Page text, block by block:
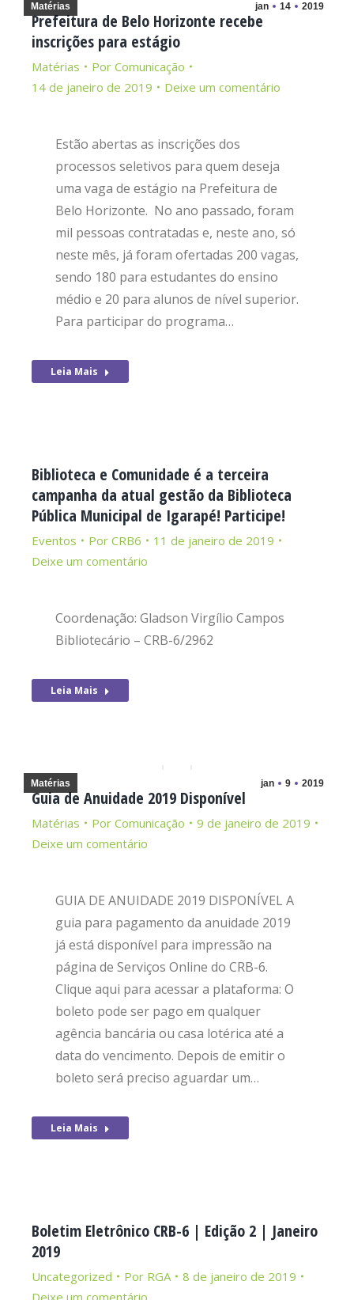
jan 14 2019
Matérias
Prefeitura de Belo Horizonte recebe
inscrições para estágio
Matérias Por Comunicação
14 de janeiro de 2019
Deixe um comentário
Estão abertas as inscrições dos
processos seletivos para quem deseja
uma vaga de estágio na Prefeitura de
Belo Horizonte. No ano passado, foram
mil pessoas contratadas e, neste ano, só
neste mês, já foram ofertadas 200 vagas,
sendo 180 para estudantes do ensino
médio e 20 para alunos de nível superior.
Para participar do programa…
Leia Mais
Biblioteca e Comunidade é a terceira
campanha da atual gestão da Biblioteca
Pública Municipal de Igarapé! Participe!
Eventos Por CRB6
11 de janeiro de 2019
Deixe um comentário
Coordenação: Gladson Virgílio Campos
Bibliotecário – CRB-6/2962
Leia Mais
jan 9 2019
Matérias
Guia de Anuidade 2019 Disponível
Matérias Por Comunicação
9 de janeiro de 2019
Deixe um comentário
GUIA DE ANUIDADE 2019 DISPONÍVEL A
guia para pagamento da anuidade 2019
já está disponível para impressão na
página de Serviços Online do CRB-6.
Clique aqui para acessar a plataforma: O
boleto pode ser pago em qualquer
agência bancária ou casa lotérica até a
data do vencimento. Depois de emitir o
boleto será preciso aguardar um…
Leia Mais
Boletim Eletrônico CRB-6 | Edição 2 | Janeiro
2019
Uncategorized Por RGA
8 de janeiro de 2019
Deixe um comentário